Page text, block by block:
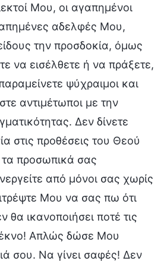
Μου, οι αγαπημένοι
αδελφές Μου,
την προσδοκία, όμως
να εισέλθετε ή να πράξετε,
ψύχραιμοι και
αντιμέτωποι με την
Δεν δίνετε
στις προθέσεις του Θεού
προσωπικά σας
από μόνοι σας χωρίς
Μου να σας πω ότι
θα ικανοποιήσει ποτέ τις
Απλώς δώσε Μου
σου. Να γίνει σαφές! Δεν